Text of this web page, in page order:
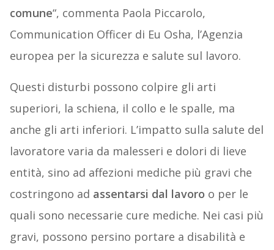
comune“, commenta Paola Piccarolo,
Communication Officer di Eu Osha, l’Agenzia
europea per la sicurezza e salute sul lavoro.
Questi disturbi possono colpire gli arti
superiori, la schiena, il collo e le spalle, ma
anche gli arti inferiori. L’impatto sulla salute del
lavoratore varia da malesseri e dolori di lieve
entità, sino ad affezioni mediche più gravi che
costringono ad assentarsi dal lavoro o per le
quali sono necessarie cure mediche. Nei casi più
gravi, possono persino portare a disabilità e